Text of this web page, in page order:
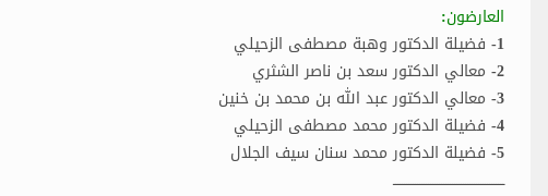
العارضون:
1- فضيلة الدكتور وهبة مصطفى الزحيلي
2- معالي الدكتور سعد بن ناصر الشثري
3- معالي الدكتور عبد الله بن محمد بن خنين
4- فضيلة الدكتور محمد مصطفى الزحيلي
5- فضيلة الدكتور محمد سنان سيف الجلال
ـــــــــــــــــــــــــــــــــــــــــــــــــــ